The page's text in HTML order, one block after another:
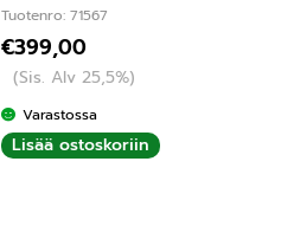
Tuotenro: 71567
€399,00
(Sis. Alv 25,5%)
Varastossa
Lisää ostoskoriin